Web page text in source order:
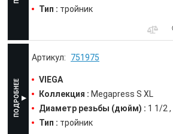
Тип : тройник
751975
VIEGA
Коллекция : Megapress S XL
Диаметр резьбы (дюйм) : 1 1/2
Тип : тройник